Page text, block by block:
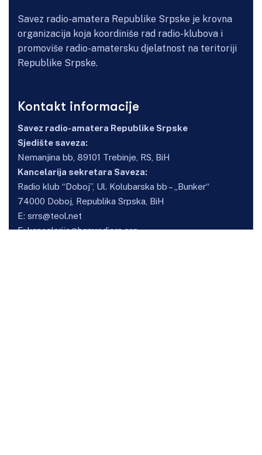
Savez radio-amatera Republike Srpske je krovna
organizacija koja koordiniše rad radio-klubova i
promoviše radio-amatersku djelatnost na teritoriji
Republike Srpske.
Kontakt informacije
Savez radio-amatera Republike Srpske
Sjedište saveza:
Nemanjina bb, 89101 Trebinje, RS, BiH
Kancelarija sekretara Saveza:
Radio klub “Doboj”, Ul. Kolubarska bb – „Bunker“
74000 Doboj, Republika Srpska, BiH
E: srrs@teol.net
E:kancelarija@hamradiors.org